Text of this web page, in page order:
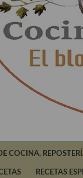
COCINA,
RECETAS